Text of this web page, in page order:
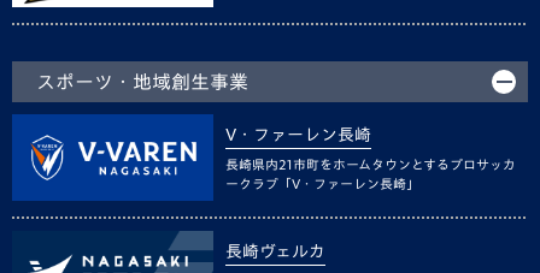
スポーツ・地域創生事業
V・ファーレン長崎
長崎県内21市町をホームタウンとするプロサッカ
ークラブ「V・ファーレン長崎」
長崎ヴェルカ